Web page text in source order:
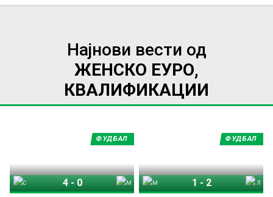
Најнови вести од
ЖЕНСКО ЕУРО,
КВАЛИФИКАЦИИ
ФУДБАЛ
4- 0
ФУДБАЛ
1 - 2